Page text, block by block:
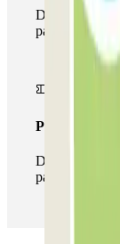
Durante il tuo
parcheggi
Pass illlimitato
Durante il tuo
parcheggio